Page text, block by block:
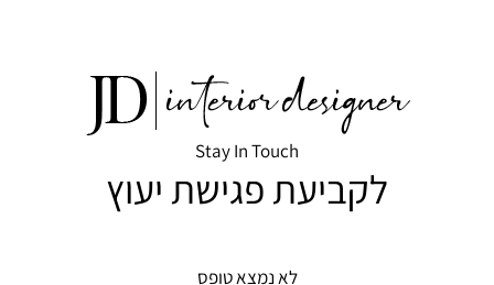
Stay In Touch
לקביעת פגישת יעוץ
לא נמצא טופס